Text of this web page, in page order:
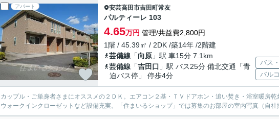
アパート 安芸高田市吉田町常友
パルティーレ 103
4.65万円 管理/共益費2,800円
1階 / 45.39㎡ / 2DK /築14年 /2階建
芸備線 「向原 」駅 車15分 7.1km
芸備線 「吉田口 」駅 バス25分 備北交通「青
迫バス停」 停歩4分
バス
バル
カップル・ご単身者さまにオススメの２ＤＫ。エアコン２基・ＴＶドアホン・追い焚き・浴室暖房
ウォークインクローゼットなど設備充実。「住まいるショップ」では募集のお部屋の室内写真（自社